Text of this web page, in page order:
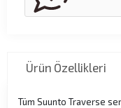
Ürün Özellikleri
Tüm Suunto Traverse